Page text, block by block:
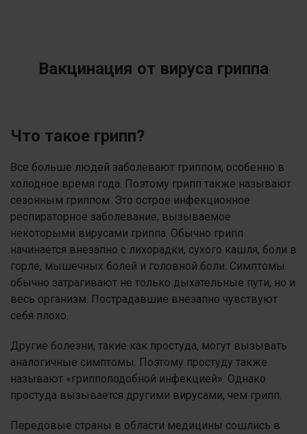
Вакцинация от вируса гриппа
Что такое грипп?
Все больше людей заболевают гриппом, особенно в
холодное время года. Поэтому грипп также называют
сезонным гриппом. Это острое инфекционное
респираторное заболевание, вызываемое
некоторыми вирусами гриппа. Обычно грипп
начинается внезапно с лихорадки, сухого кашля, боли в
горле, мышечных болей и головной боли. Симптомы
обычно затрагивают не только дыхательные пути, но и
весь организм. Пострадавшие внезапно чувствуют
себя плохо.
Другие болезни, такие как простуда, могут вызывать
аналогичные симптомы. Поэтому простуду также
называют «гриппоподобной инфекцией». Однако
простуда вызывается другими вирусами, чем грипп.
Передовые страны в области медицины сошлись в